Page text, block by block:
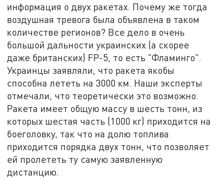
информация о двух ракетах. Почему же тогда
воздушная тревога была объявлена в таком
количестве регионов? Все дело в очень
большой дальности украинских (а скорее
даже британских) FP-5, то есть "Фламинго".
Украинцы заявляли, что ракета якобы
способна лететь на 3000 км. Наши эксперты
отмечали, что теоретически это возможно.
Ракета имеет общую массу в шесть тонн, из
которых шестая часть (1000 кг) приходится на
боеголовку, так что на долю топлива
приходится порядка двух тонн, что позволяет
ей пролететь ту самую заявленную
дистанцию.